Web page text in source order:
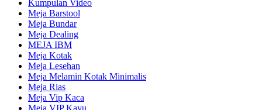
Kumpulan Video
Meja Barstool
Meja Bundar
Meja Dealing
MEJA IBM
Meja Kotak
Meja Lesehan
Meja Melamin Kotak Minimalis
Meja Rias
Meja Vip Kaca
Meja VIP Kayu